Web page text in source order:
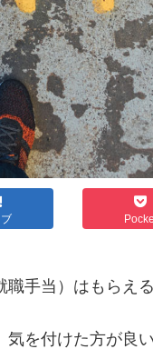
手当）はもらえ
を付けた方が良